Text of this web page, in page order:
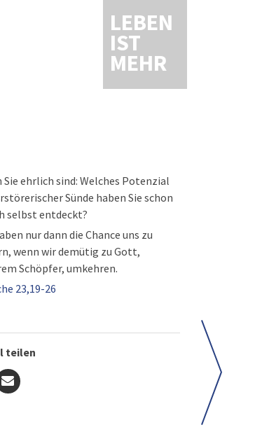
LEBEN
IST
MEHR
Sie ehrlich sind: Welches Potenzial
Sünde haben Sie schon
selbst entdeckt?
nur dann die Chance uns zu
wenn wir demütig zu Gott,
Schöpfer, umkehren.
23,19-26
teilen